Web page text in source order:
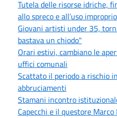
Tutela delle risorse idriche,
allo spreco e all’uso
Giovani artisti under 35,
bastava un chiodo"
Orari estivi, cambiano le
uffici comunali
Scattato il periodo a rischio
abbruciamenti
Stamani incontro
Capecchi e il questore Marco